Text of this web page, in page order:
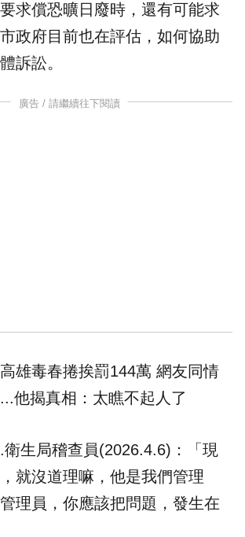
求償恐曠日廢時，還有可能求
政府目前也在評估，如何協助
訴訟。
廣告 / 請繼續往下閱讀
高雄毒春捲挨罰144萬 網友同情
...他揭真相：太瞧不起人了
生局稽查員(2026.4.6)：「現
就沒道理嘛，他是我們管理
理員，你應該把問題，發生在